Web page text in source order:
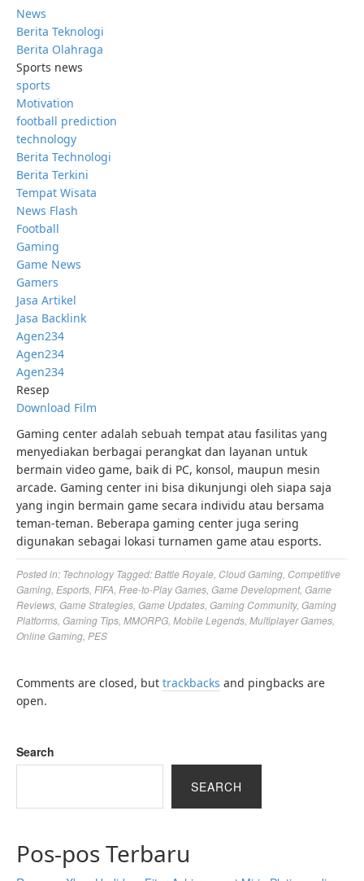
News
Berita Teknologi
Berita Olahraga
Sports news
sports
Motivation
football prediction
technology
Berita Technologi
Berita Terkini
Tempat Wisata
News Flash
Football
Gaming
Game News
Gamers
Jasa Artikel
Jasa Backlink
Agen234
Agen234
Agen234
Resep
Download Film
Gaming center adalah sebuah tempat atau fasilitas yang
menyediakan berbagai perangkat dan layanan untuk
bermain video game, baik di PC, konsol, maupun mesin
arcade. Gaming center ini bisa dikunjungi oleh siapa saja
yang ingin bermain game secara individu atau bersama
teman-teman. Beberapa gaming center juga sering
digunakan sebagai lokasi turnamen game atau esports.
Posted in: Technology Tagged:Battle Royale Cloud Gaming Competitive
Gaming Esports FIFA Free-to-Play Games Game Development, Game
Reviews Game Strategies Game Updates Gaming Community, Gaming
Platforms Gaming Tips MMORPG Mobile Legends Multiplayer Games
Online Gaming PES
Comments are closed, but trackbacks and pingbacks are
open.
Search
SEARCH
Pos-pos Terbaru